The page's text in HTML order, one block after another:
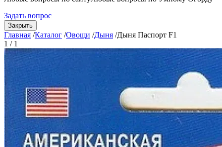
Задать вопрос
Закрыть
Главная /Каталог /Овощи /Дыня /Дыня Паспорт F1
1 / 1